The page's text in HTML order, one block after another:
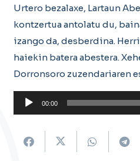
Urtero bezalaxe, Lartaun
kontzertua antolatu du,
izango da, desberdina.
haiekin batera abestera.
Dorronsoro zuzendariaren
Soinu
erreproduzigailua
00:00